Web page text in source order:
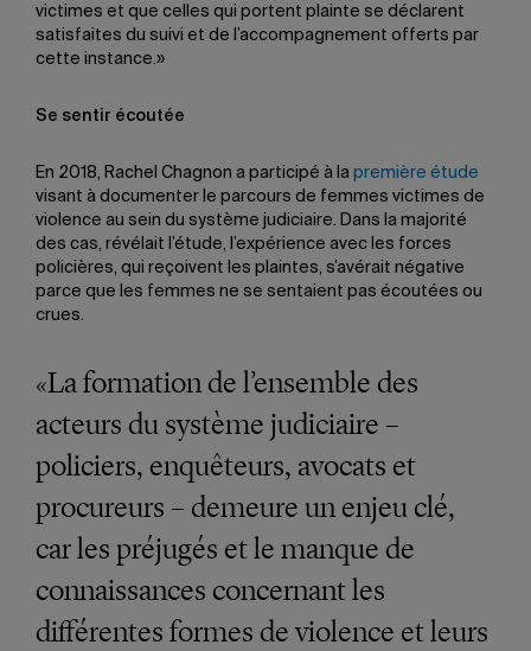
victimes et que celles qui portent plainte se déclarent
satisfaites du suivi et de l’accompagnement offerts par
cette instance.»
Se sentir écoutée
En 2018, Rachel Chagnon a participé à la première étude
visant à documenter le parcours de femmes victimes de
violence au sein du système judiciaire. Dans la majorité
des cas, révélait l’étude, l’expérience avec les forces
policières, qui reçoivent les plaintes, s’avérait négative
parce que les femmes ne se sentaient pas écoutées ou
crues.
«La formation de l’ensemble des
acteurs du système judiciaire –
policiers, enquêteurs, avocats et
procureurs – demeure un enjeu clé,
car les préjugés et le manque de
connaissances concernant les
différentes formes de violence et leurs